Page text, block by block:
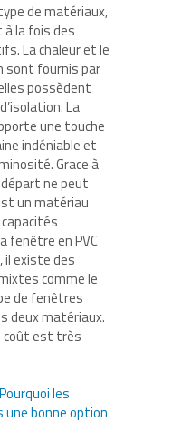
de matériaux,
la fois des
La chaleur et le
sont fournis par
possèdent
La
une touche
indéniable et
Grace à
ne peut
un matériau
fenêtre en PVC
existe des
comme le
de fenêtres
deux matériaux.
coût est très
Pourquoi les
bonne option